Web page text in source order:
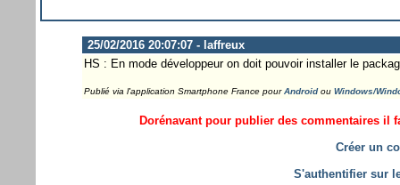
25/02/2016 20:07:07 - laffreux
HS : En mode développeur on doit pouvoir installer le
Publié via l'application Smartphone France pourAndroidou Windows/
Dorénavant pour publier des commentaires il
Créer un
S'authentifier sur